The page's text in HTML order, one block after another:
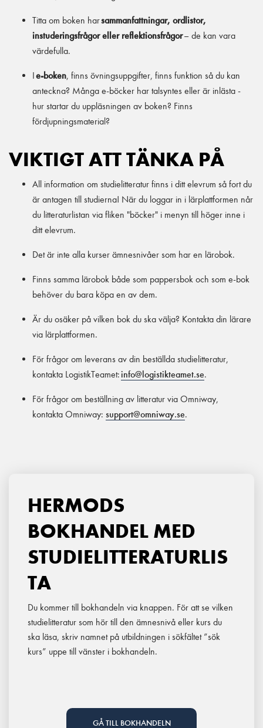
Titta om boken harsammanfattningar, ordlistor,
instuderingsfrågor eller reflektionsfrågor– de kan vara
värdefulla.
Ie-boken, finns övningsuppgifter, finns funktion så du kan
anteckna? Många e-böcker har talsyntes eller är inlästa -
hur startar du uppläsningen av boken? Finns
fördjupningsmaterial?
VIKTIGT ATT TÄNKA PÅ
All information om studielitteratur finns i ditt elevrum så fort du
är antagen till studierna! När du loggar in i lärplattformen når
du litteraturlistan via fliken "böcker" i menyn till höger inne i
ditt elevrum.
Det är inte alla kurser ämnesnivåer som har en lärobok.
Finns samma lärobok både som pappersbok och som e-bok
behöver du bara köpa en av dem.
Är du osäker på vilken bok du ska välja? Kontakta din lärare
via lärplattformen.
För frågor om leverans av din beställda studielitteratur,
kontakta LogistikTeamet: info@logistikteamet.se.
För frågor om beställning av litteratur via Omniway,
kontakta Omniway: support@omniway.se.
HERMODS
BOKHANDEL MED
STUDIELITTERATURLIS
TA
Du kommer till bokhandeln via knappen. För att se vilken
studielitteratur som hör till den ämnesnivå eller kurs du
ska läsa, skriv namnet på utbildningen i sökfältet ”sök
kurs” uppe till vänster i bokhandeln.
GÅ TILL BOKHANDELN